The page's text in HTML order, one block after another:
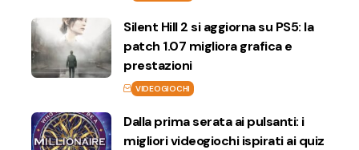
Silent Hill 2 si aggiorna su PS5: la
patch 1.07 migliora grafica e
prestazioni
VIDEOGIOCHI
Dalla prima serata ai pulsanti: i
migliori videogiochi ispirati ai quiz